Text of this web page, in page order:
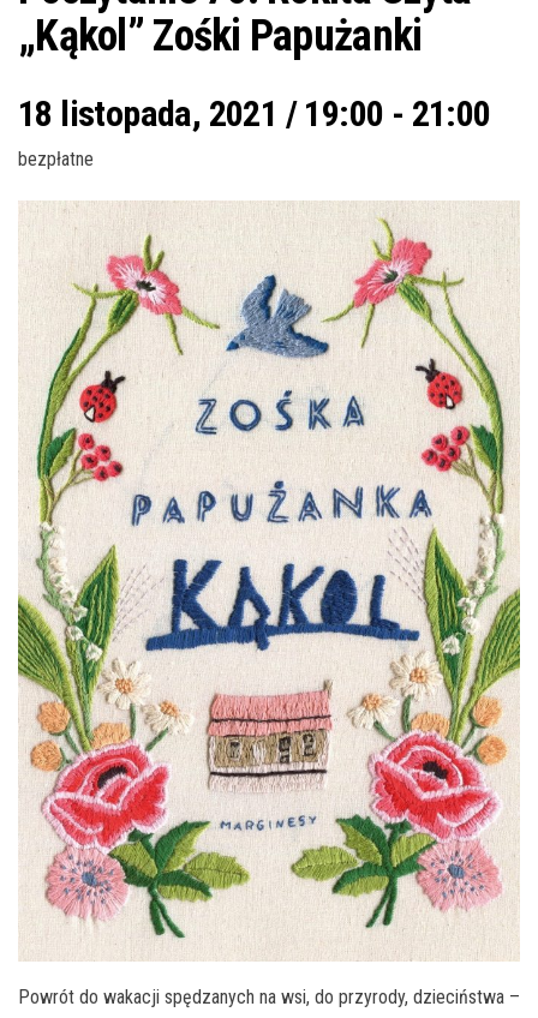
„Kąkol” Zośki Papużanki
18 listopada, 2021 / 19:00 - 21:00
bezpłatne
Powrót do wakacji spędzanych na wsi, do przyrody, dzieciństwa –